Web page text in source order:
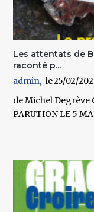
Les attentats de
raconté p...
admin
25/02/
de Michel Degrève
PARUTION LE 5